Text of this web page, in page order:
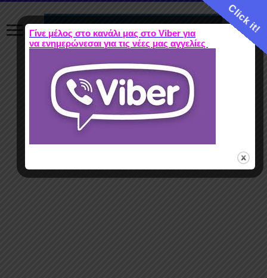
Click it!
Γίνε μέλος στο κανάλι μας στο Viber για
να ενημερώνεσαι για τις νέες μας αγγελίες